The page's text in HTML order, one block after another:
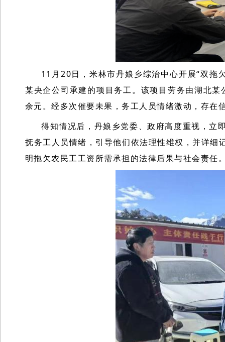
11月20日，米林市丹娘乡综治中心开展“双拖
某央企公司承建的项目务工。该项目劳务由湖北
余元。经多次催要未果，务工人员情绪激动，存在
得知情况后，丹娘乡党委、政府高度重视，立
抚务工人员情绪，引导他们依法理性维权，并详
明拖欠农民工工资所需承担的法律后果与社会责任